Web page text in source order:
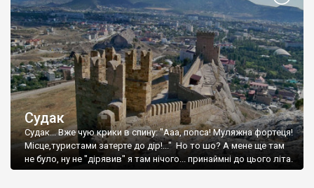
Судак
Судак... Вже чую крики в спину: "Ааа, попса! Муляжна фортеця!
Місце,туристами затерте до дір!..." Но то шо? А мене ще там
не було, ну не "дірявив" я там нічого... принаймні до цього літа.